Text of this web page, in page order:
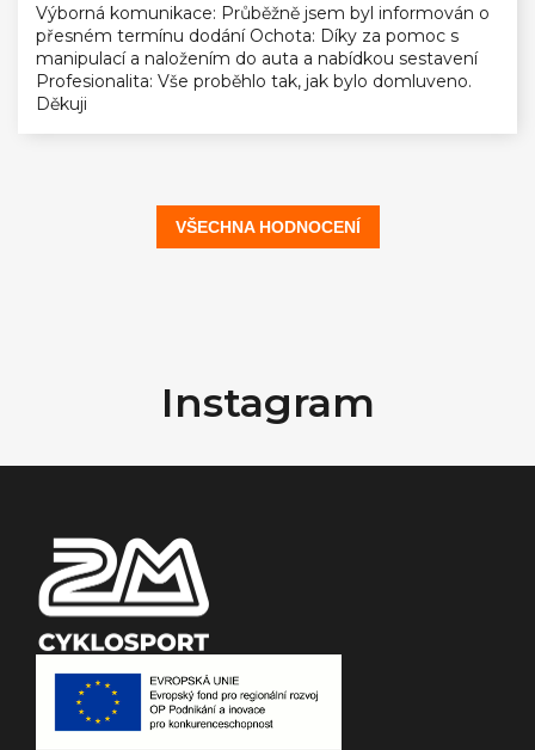
Výborná komunikace: Průběžně jsem byl informován o
přesném termínu dodání Ochota: Díky za pomoc s
manipulací a naložením do auta a nabídkou sestavení
Profesionalita: Vše proběhlo tak, jak bylo domluveno.
Děkuji
VŠECHNA HODNOCENÍ
t
Instagram